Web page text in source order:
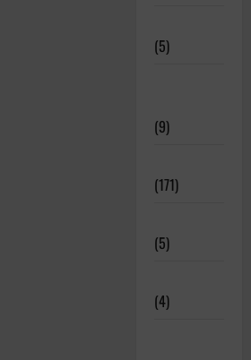
(5)
(9)
(171)
(5)
(4)